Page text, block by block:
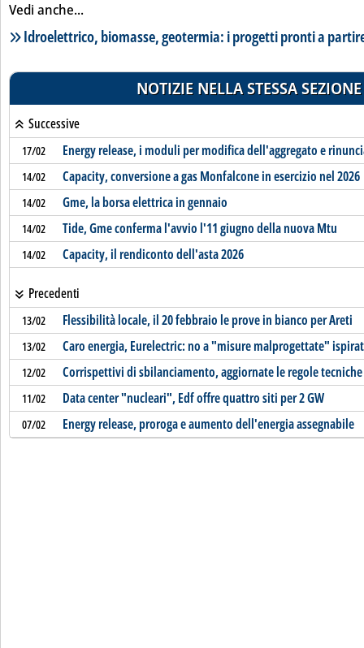
Vedi anche...
Lista notizie correlate
Idroelettrico, biomasse, geotermia: i progetti pronti a
NOTIZIE NELLA STESSA SEZIONE
Successive
17/02 Energy release, i moduli per modifica dell'aggregato e
14/02 Capacity, conversione a gas Monfalcone in esercizio nel 2026
14/02 Gme, la borsa elettrica in gennaio
14/02 Tide, Gme conferma l'avvio l'11 giugno della nuova Mtu
14/02 Capacity, il rendiconto dell'asta 2026
Precedenti
13/02 Flessibilità locale, il 20 febbraio le prove in bianco per Areti
13/02 Caro energia, Eurelectric: no a "misure malprogettate"
12/02 Corrispettivi di sbilanciamento, aggiornate le regole tecniche
11/02 Data center "nucleari", Edf offre quattro siti per 2 GW
07/02 Energy release, proroga e aumento dell'energia assegnabile